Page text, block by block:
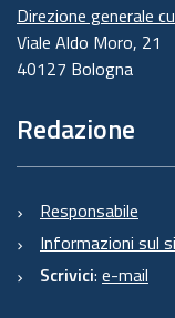
Direzione generale
Viale Aldo Moro, 21
40127 Bologna
Redazione
Responsabile
Informazioni sul
Scrivici: e-mail